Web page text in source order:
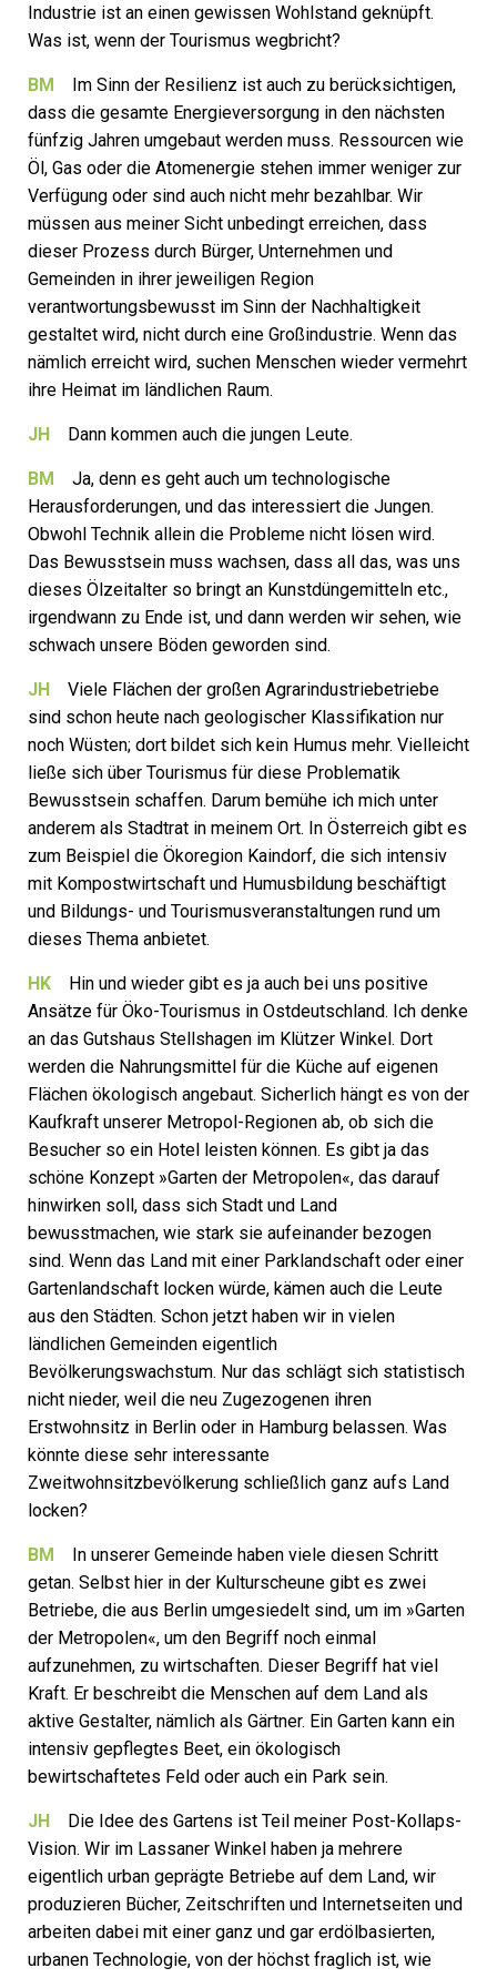
Industrie ist an einen gewissen Wohlstand geknüpft.
Was ist, wenn der Tourismus wegbricht?
BM Im Sinn der Resilienz ist auch zu berücksichtigen,
dass die gesamte Energieversorgung in den nächsten
fünfzig Jahren umgebaut werden muss. Ressourcen wie
Öl, Gas oder die Atomenergie stehen immer weniger zur
Verfügung oder sind auch nicht mehr bezahlbar. Wir
müssen aus meiner Sicht unbedingt erreichen, dass
dieser Prozess durch Bürger, Unternehmen und
Gemeinden in ihrer jeweiligen Region
verantwortungsbewusst im Sinn der Nachhaltigkeit
gestaltet wird, nicht durch eine Großindustrie. Wenn das
nämlich erreicht wird, suchen Menschen wieder vermehrt
ihre Heimat im ländlichen Raum.
JH Dann kommen auch die jungen Leute.
BM Ja, denn es geht auch um technologische
Herausforderungen, und das interessiert die Jungen.
Obwohl Technik allein die Proble­me nicht lösen wird.
Das Bewusstsein muss wachsen, dass all das, was uns
dieses Ölzeitalter so bringt an Kunstdüngemitteln etc.,
irgendwann zu Ende ist, und dann werden wir sehen, wie
schwach unsere Böden geworden sind.
JH Viele Flächen der großen Agrarindustriebetriebe
sind schon heute nach geologischer Klassifikation nur
noch Wüsten; dort bildet sich kein Humus mehr. Vielleicht
ließe sich über Tourismus für diese Problematik
Bewusstsein schaffen. Darum bemühe ich mich unter
anderem als Stadtrat in meinem Ort. In Österreich gibt es
zum Beispiel die Ökoregion Kaindorf, die sich intensiv
mit Kompostwirtschaft und Humusbildung beschäftigt
und Bildungs- und Tourismusveranstaltungen rund um
dieses Thema anbietet.
HK Hin und wieder gibt es ja auch bei uns positive
Ansätze für Öko-Tourismus in Ostdeutschland. Ich denke
an das Gutshaus Stellshagen im Klützer Winkel. Dort
werden die Nahrungsmittel für die Küche auf eigenen
Flächen ökologisch angebaut. Sicherlich hängt es von der
Kaufkraft unserer Metropol-Regionen ab, ob sich die
Besucher so ein Hotel leisten können. Es gibt ja das
schöne Konzept »Garten der Metropolen«, das darauf
hinwirken soll, dass sich Stadt und Land
bewusstmachen, wie stark sie aufeinander bezogen
sind. Wenn das Land mit einer Parklandschaft oder einer
Gartenlandschaft locken würde, kämen auch die Leute
aus den Städten. Schon jetzt haben wir in vielen
ländlichen Gemeinden eigentlich
Bevölkerungswachstum. Nur das schlägt sich statistisch
nicht nieder, weil die neu Zugezogenen ihren
Erstwohnsitz in Berlin oder in Hamburg belassen. Was
könnte diese sehr interessante
Zweitwohnsitzbevölkerung schließlich ganz aufs Land
locken?
BM In unserer Gemeinde haben viele diesen Schritt
getan. Selbst hier in der Kulturscheune gibt es zwei
Betriebe, die aus Berlin umgesiedelt sind, um im »Garten
der Metropolen«, um den Begriff noch einmal
aufzunehmen, zu wirtschaften. Dieser Begriff hat viel
Kraft. Er beschreibt die Menschen auf dem Land als
aktive Gestalter, nämlich als Gärtner. Ein Garten kann ein
intensiv gepflegtes Beet, ein ökologisch
bewirtschaftetes Feld oder auch ein Park sein.
JH Die Idee des Gartens ist Teil meiner Post-Kollaps-
Vision. Wir im Lassaner Winkel haben ja mehrere
eigentlich urban geprägte Betriebe auf dem Land, wir
produzieren Bücher, Zeitschriften und Internetseiten und
arbeiten dabei mit einer ganz und gar erdöl­basierten,
urbanen Technologie, von der höchst fraglich ist, wie